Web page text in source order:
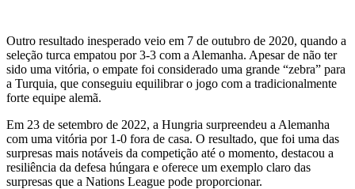
Outro resultado inesperado veio em 7 de outubro de 2020, quando a
seleção turca empatou por 3-3 com a Alemanha. Apesar de não ter
sido uma vitória, o empate foi considerado uma grande “zebra” para
a Turquia, que conseguiu equilibrar o jogo com a tradicionalmente
forte equipe alemã.
Em 23 de setembro de 2022, a Hungria surpreendeu a Alemanha
com uma vitória por 1-0 fora de casa. O resultado, que foi uma das
surpresas mais notáveis da competição até o momento, destacou a
resiliência da defesa húngara e oferece um exemplo claro das
surpresas que a Nations League pode proporcionar.